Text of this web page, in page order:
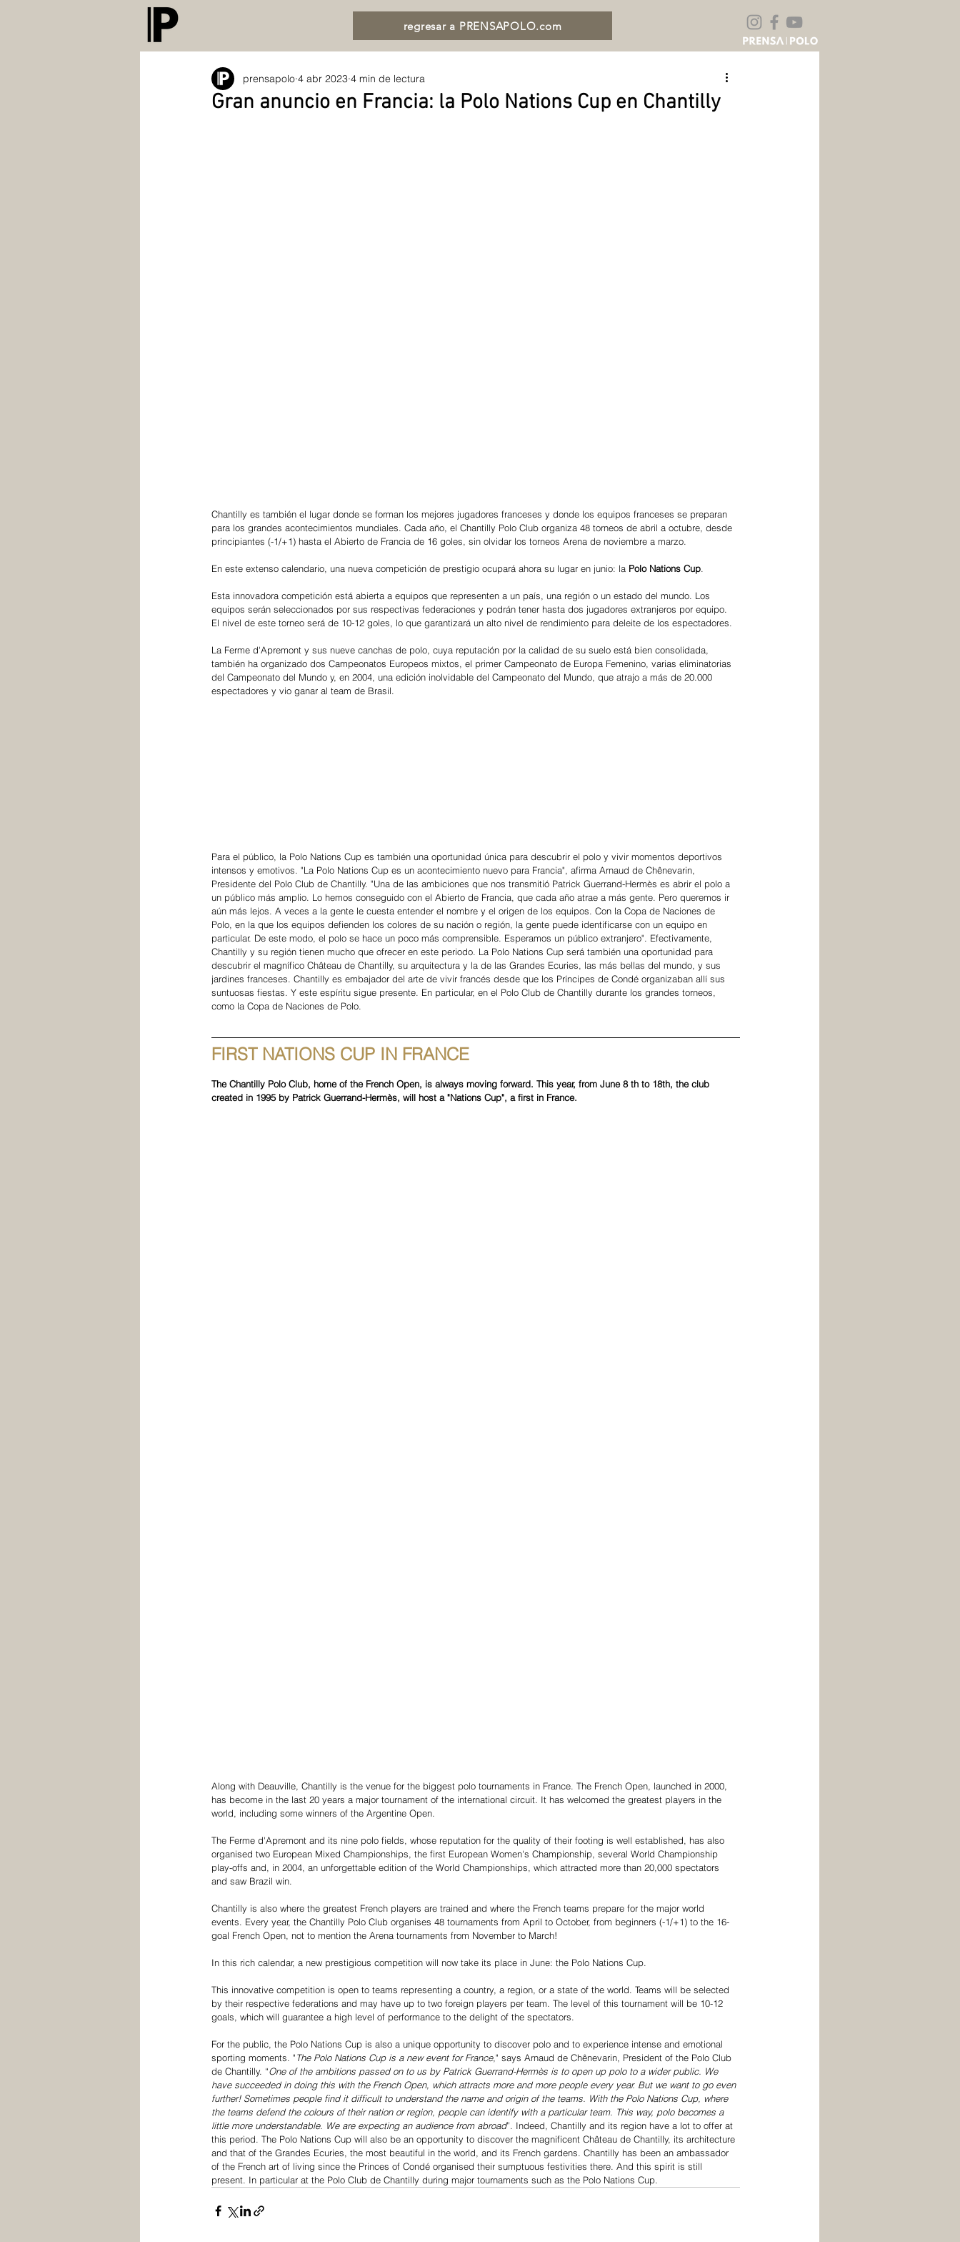
regresar a PRENSAPOLO.com
Gran anuncio en Francia: la Polo Nations Cup en Chantilly
prensapolo 4 abr 2023 4 min de lectura
Chantilly es también el lugar donde se forman los mejores jugadores franceses y donde los equipos franceses se preparan
para los grandes acontecimientos mundiales. Cada año, el Chantilly Polo Club organiza 48 torneos de abril a octubre, desde
principiantes (-1/+1) hasta el Abierto de Francia de 16 goles, sin olvidar los torneos Arena de noviembre a marzo.
En este extenso calendario, una nueva competición de prestigio ocupará ahora su lugar en junio: la Polo Nations Cup.
Esta innovadora competición está abierta a equipos que representen a un país, una región o un estado del mundo. Los
equipos serán seleccionados por sus respectivas federaciones y podrán tener hasta dos jugadores extranjeros por equipo.
El nivel de este torneo será de 10-12 goles, lo que garantizará un alto nivel de rendimiento para deleite de los espectadores.
La Ferme d'Apremont y sus nueve canchas de polo, cuya reputación por la calidad de su suelo está bien consolidada,
también ha organizado dos Campeonatos Europeos mixtos, el primer Campeonato de Europa Femenino, varias eliminatorias
del Campeonato del Mundo y, en 2004, una edición inolvidable del Campeonato del Mundo, que atrajo a más de 20.000
espectadores y vio ganar al team de Brasil.
Para el público, la Polo Nations Cup es también una oportunidad única para descubrir el polo y vivir momentos deportivos
intensos y emotivos. "La Polo Nations Cup es un acontecimiento nuevo para Francia", afirma Arnaud de Chênevarin,
Presidente del Polo Club de Chantilly. "Una de las ambiciones que nos transmitió Patrick Guerrand-Hermès es abrir el polo a
un público más amplio. Lo hemos conseguido con el Abierto de Francia, que cada año atrae a más gente. Pero queremos ir
aún más lejos. A veces a la gente le cuesta entender el nombre y el origen de los equipos. Con la Copa de Naciones de
Polo, en la que los equipos defienden los colores de su nación o región, la gente puede identificarse con un equipo en
particular. De este modo, el polo se hace un poco más comprensible. Esperamos un público extranjero". Efectivamente,
Chantilly y su región tienen mucho que ofrecer en este periodo. La Polo Nations Cup será también una oportunidad para
descubrir el magnífico Château de Chantilly, su arquitectura y la de las Grandes Ecuries, las más bellas del mundo, y sus
jardines franceses. Chantilly es embajador del arte de vivir francés desde que los Príncipes de Condé organizaban allí sus
suntuosas fiestas. Y este espíritu sigue presente. En particular, en el Polo Club de Chantilly durante los grandes torneos,
como la Copa de Naciones de Polo.
FIRST NATIONS CUP IN FRANCE
The Chantilly Polo Club, home of the French Open, is always moving forward. This year, from June 8 th to 18th, the club
created in 1995 by Patrick Guerrand-Hermès, will host a "Nations Cup", a first in France.
Along with Deauville, Chantilly is the venue for the biggest polo tournaments in France. The French Open, launched in 2000,
has become in the last 20 years a major tournament of the international circuit. It has welcomed the greatest players in the
world, including some winners of the Argentine Open.
The Ferme d'Apremont and its nine polo fields, whose reputation for the quality of their footing is well established, has also
organised two European Mixed Championships, the first European Women's Championship, several World Championship
play-offs and, in 2004, an unforgettable edition of the World Championships, which attracted more than 20,000 spectators
and saw Brazil win.
Chantilly is also where the greatest French players are trained and where the French teams prepare for the major world
events. Every year, the Chantilly Polo Club organises 48 tournaments from April to October, from beginners (-1/+1) to the 16-
goal French Open, not to mention the Arena tournaments from November to March!
In this rich calendar, a new prestigious competition will now take its place in June: the Polo Nations Cup.
This innovative competition is open to teams representing a country, a region, or a state of the world. Teams will be selected
by their respective federations and may have up to two foreign players per team. The level of this tournament will be 10-12
goals, which will guarantee a high level of performance to the delight of the spectators.
For the public, the Polo Nations Cup is also a unique opportunity to discover polo and to experience intense and emotional
sporting moments. "The Polo Nations Cup is a new event for France," says Arnaud de Chênevarin, President of the Polo Club
de Chantilly. “One of the ambitions passed on to us by Patrick Guerrand-Hermès is to open up polo to a wider public. We
have succeeded in doing this with the French Open, which attracts more and more people every year. But we want to go even
further! Sometimes people find it difficult to understand the name and origin of the teams. With the Polo Nations Cup, where
the teams defend the colours of their nation or region, people can identify with a particular team. This way, polo becomes a
little more understandable. We are expecting an audience from abroad”. Indeed, Chantilly and its region have a lot to offer at
this period. The Polo Nations Cup will also be an opportunity to discover the magnificent Château de Chantilly, its architecture
and that of the Grandes Ecuries, the most beautiful in the world, and its French gardens. Chantilly has been an ambassador
of the French art of living since the Princes of Condé organised their sumptuous festivities there. And this spirit is still
present. In particular at the Polo Club de Chantilly during major tournaments such as the Polo Nations Cup.